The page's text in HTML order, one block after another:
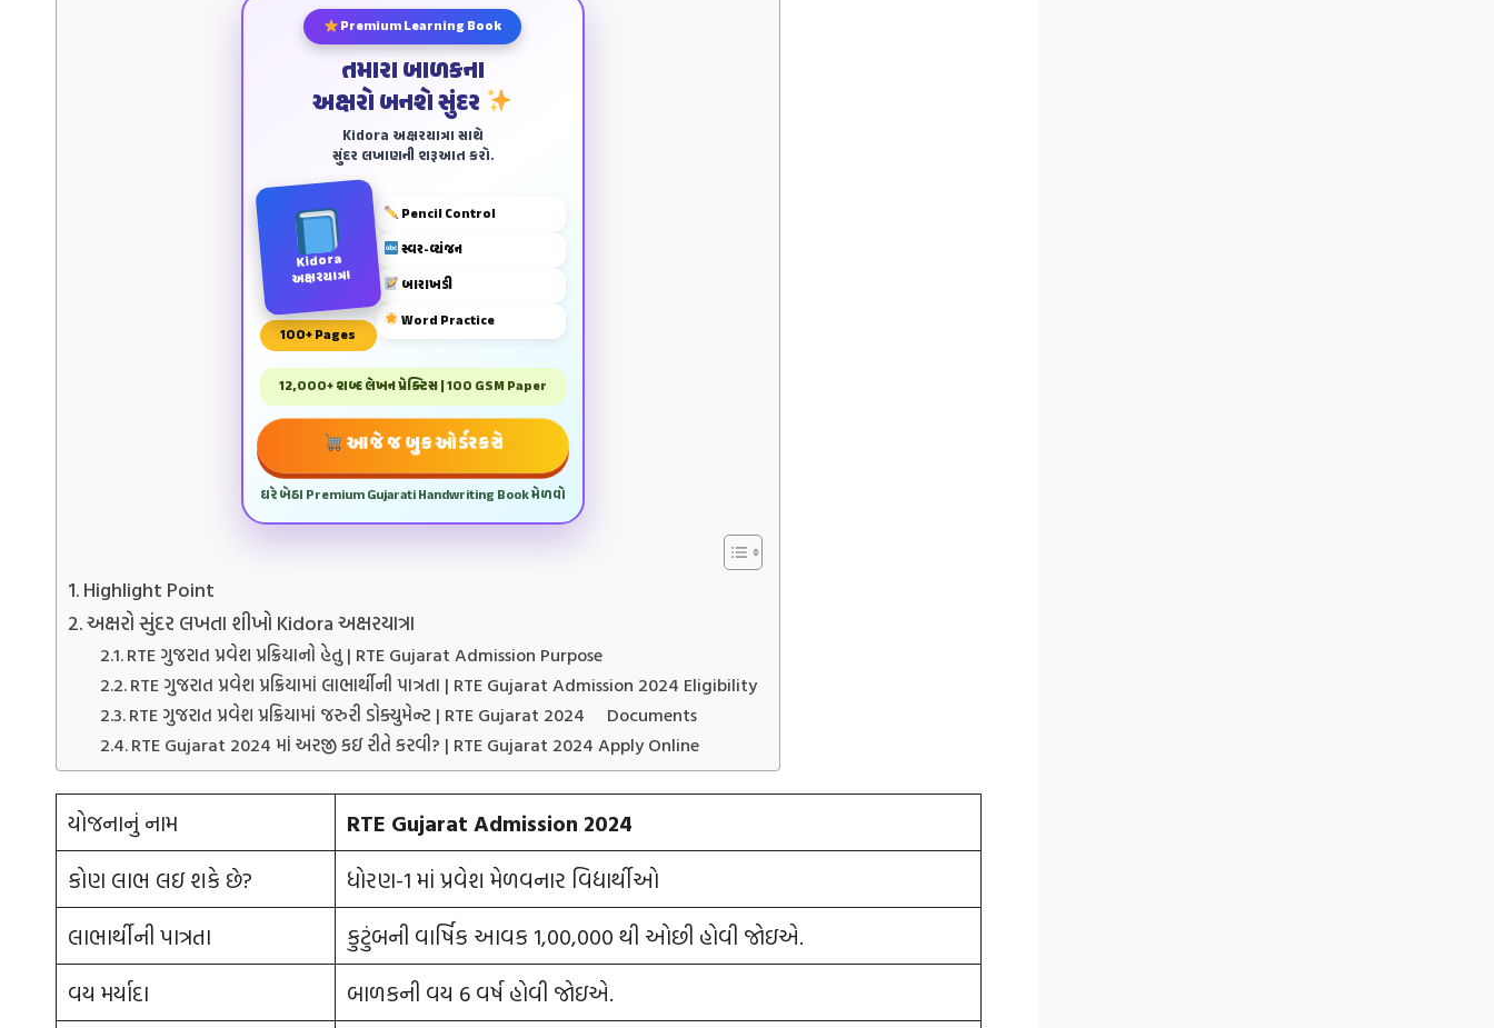
Premium Learning Book
તમારા બાળકના
અક્ષરો બનશે સુંદર
Kidora અક્ષરયાત્રા સાથે
સુંદર લખાણની શરૂઆત કરો.
Kidora
અક્ષરયાત્રા
100+ Pages
Pencil Control
સ્વર-વ્યંજન
બારાખડી
Word Practice
12,000+ શબ્દ લેખન પ્રેક્ટિસ | 100 GSM Paper
આજે જ બુક ઓર્ડર કરો
ઘરે બેઠા Premium Gujarati Handwriting Book મેળવો
Highlight Point
અક્ષરો સુંદર લખતા શીખો Kidora અક્ષરયાત્રા
RTE ગુજરાત પ્રવેશ પ્રક્રિયાનો હેતુ | RTE Gujarat Admission Purpose
RTE ગુજરાત પ્રવેશ પ્રક્રિયામાં લાભાર્થીની પાત્રતા | RTE Gujarat Admission 2024 Eligibility
RTE ગુજરાત પ્રવેશ પ્રક્રિયામાં જરુરી ડોક્યુમેન્ટ | RTE Gujarat 2024 Documents
RTE Gujarat 2024 માં અરજી કઇ રીતે કરવી? | RTE Gujarat 2024 Apply Online
યોજનાનું નામ
RTE Gujarat Admission 2024
કોણ લાભ લઇ શકે છે?
ધોરણ-1 માં પ્રવેશ મેળવનાર વિદ્યાર્થીઓ
લાભાર્થીની પાત્રતા
કુટુંબની વાર્ષિક આવક 1,00,000 થી ઓછી હોવી જોઇએ.
વય મર્યાદા
બાળકની વય 6 વર્ષ હોવી જોઇએ.